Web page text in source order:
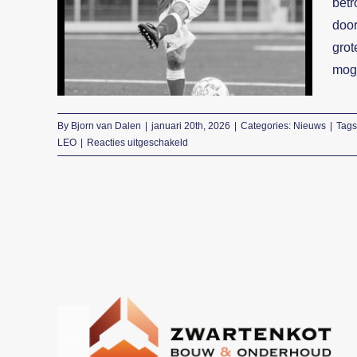
Overlijden Alex Teuben
Nieuws
By Bjorn van Dalen | januari 20th, 2026 | Categories: Nieuws |
LEO | Reacties uitgeschakeldvoor
Overlijden